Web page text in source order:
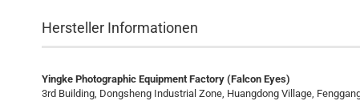
Hersteller Informationen
Yingke Photographic Equipment Factory (Falcon Eyes)
3rd Building, Dongsheng Industrial Zone, Huangdong Village,